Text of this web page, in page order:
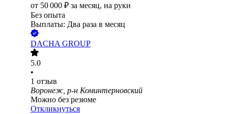
от 50 000 ₽ за месяц, на руки
Без опыта
Выплаты: Два раза в месяц
DACHA GROUP
5.0
•
1 отзыв
Воронеж, р-н Коминтерновский
Можно без резюме
Откликнуться